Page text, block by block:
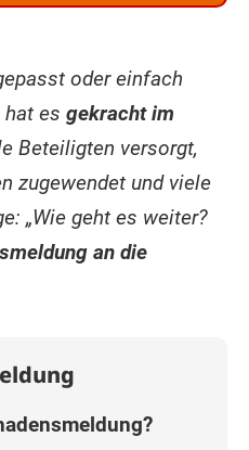
oder einfach
hat es gekracht im
Beteiligten versorgt,
zugewendet und viele
„Wie geht es weiter?
an die